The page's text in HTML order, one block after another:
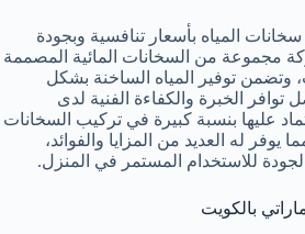
المياه بأسعار تنافسية وبجودة
مجموعة من السخانات المائية المصممة
وتضمن توفير المياه الساخنة بشكل
الخبرة والكفاءة الفنية لدى
عليها بنسبة كبيرة في تركيب السخانات
يوفر له العديد من المزايا والفوائد،
للاستخدام المستمر في المنزل.